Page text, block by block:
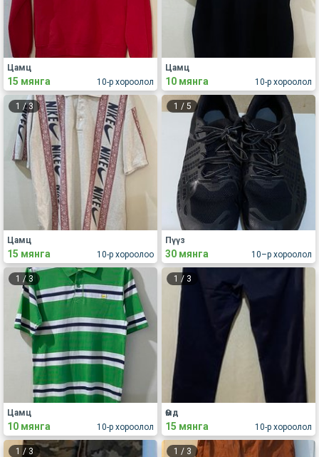
10-р хороолол
Цамц
15 мянга 10-р хороолол
Цамц
10 мянга
1 /3
10-р хороолоо
Цамц
15 мянга
1 / 5
10–р хороолол
Пүүз
30 мянга
1 / 3
10-р хороолол
Цамц
10 мянга
1 / 3
10-р хороолол
Өмд
15 мянга
1 / 3 1 / 3